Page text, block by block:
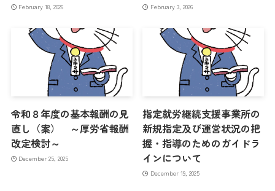
February 18, 2026 February 3, 2026
令和８年度の基本報酬の見
直し（案） ～厚労省報酬
改定検討～
December 25, 2025
指定就労継続支援事業所の
新規指定及び運営状況の把
握・指導のためのガイドラ
インについて
December 19, 2025